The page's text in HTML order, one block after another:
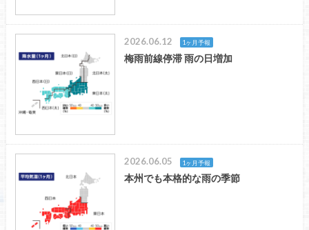
2026.06.12 1ヶ月予報
梅雨前線停滞 雨の日増加
2026.06.05 1ヶ月予報
本州でも本格的な雨の季節